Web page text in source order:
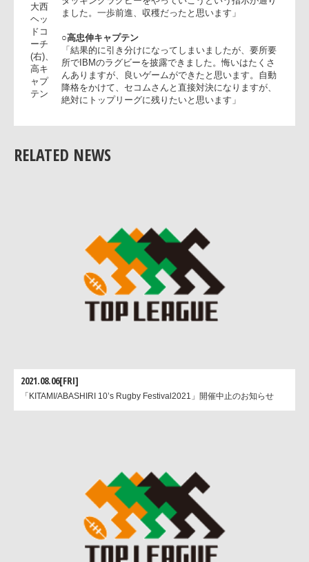
ヘッ
ーチ
「結果的には残念ですが、チームは練習でも良くなっ
てきています。1ヶ月のブランクのあと、チームは格
が付いてきました。前半、簡単に点を取りにいこうと
いう軽いプレーがありましたが、後半は戦術的にコン
トロールしていけました。前半のあたまは15分守りに
入ってしまい、身体が動かず、リアクションが悪い面
がありましたが、試合途中から我々の目指してきたア
タッキングラグビーをやっていこうという指示が通り
「結果的に引き分けになってしまいましたが、要所要
RELATED NEWS
2021.08.06[FRI]
「KITAMI/ABASHIRI 10’s Rugby Festival2021」開催中止のお知らせ